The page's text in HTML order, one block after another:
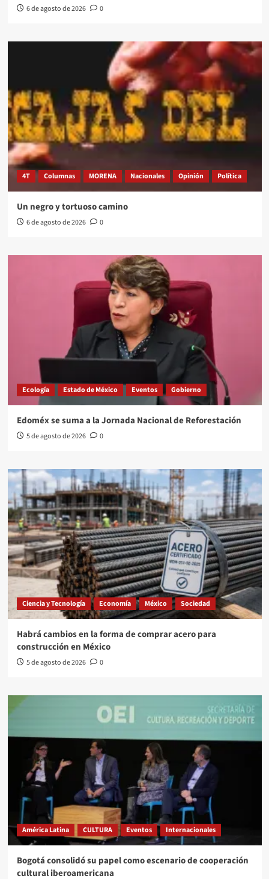
6 de agosto de 2026 0
4T Columnas MORENA Nacionales Opinión Política
Un negro y tortuoso camino
6 de agosto de 2026 0
Ecología Estado de México Eventos Gobierno
Edoméx se suma a la Jornada Nacional de Reforestación
5 de agosto de 2026 0
Ciencia y Tecnología Economía México Sociedad
Habrá cambios en la forma de comprar acero para
construcción en México
5 de agosto de 2026 0
América Latina CULTURA Eventos Internacionales
Bogotá consolidó su papel como escenario de cooperación
cultural iberoamericana